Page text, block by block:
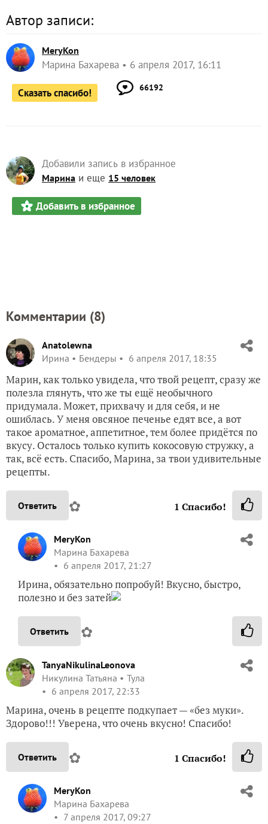
Автор записи:
MeryKon
Марина Бахарева 6 апреля 2017, 16:11
Сказать спасибо! 66192
Добавили запись в избранное
Марина и еще 15 человек
Добавить в избранное
Комментарии (8)
Anatolewna
Ирина
Бендеры 6 апреля 2017, 18:35
Марин, как только увидела, что твой рецепт, сразу же
полезла глянуть, что же ты ещё необычного
придумала. Может, прихвачу и для себя, и не
ошиблась. У меня овсяное печенье едят все, а вот
такое ароматное, аппетитное, тем более придётся по
вкусу. Осталось только купить кокосовую стружку, а
так, всё есть. Спасибо, Марина, за твои удивительные
рецепты.
Ответить ✿ 1 Спасибо!
MeryKon
Марина Бахарева
6 апреля 2017, 21:27
Ирина, обязательно попробуй! Вкусно, быстро,
полезно и без затей
Ответить ✿
TanyaNikulinaLeonova
Никулина Татьяна
Тула
6 апреля 2017, 22:33
Марина, очень в рецепте подкупает — «без муки».
Здорово!!! Уверена, что очень вкусно! Спасибо!
Ответить ✿ 1 Спасибо!
MeryKon
Марина Бахарева
7 апреля 2017, 09:27